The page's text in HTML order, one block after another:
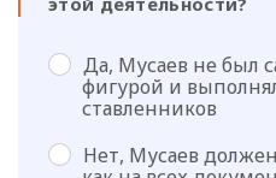
Да, Мусаев не был
фигурой и
ставленников
Нет, Мусаев